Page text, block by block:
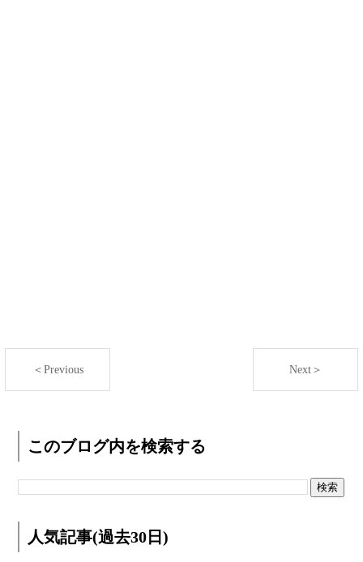
＜Previous Next＞
このブログ内を検索する
人気記事(過去30日)